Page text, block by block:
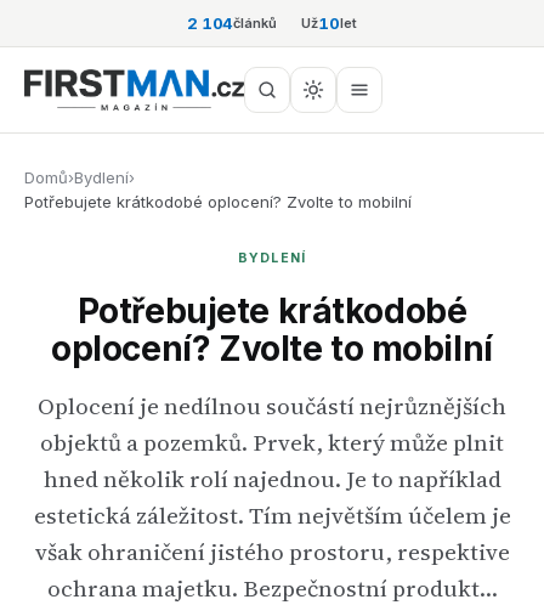
2 104článků Už10let
Domů›Bydlení›
Potřebujete krátkodobé oplocení? Zvolte to mobilní
BYDLENÍ
Potřebujete krátkodobé
oplocení? Zvolte to mobilní
Oplocení je nedílnou součástí nejrůznějších
objektů a pozemků. Prvek, který může plnit
hned několik rolí najednou. Je to například
estetická záležitost. Tím největším účelem je
však ohraničení jistého prostoru, respektive
ochrana majetku. Bezpečnostní produkt…